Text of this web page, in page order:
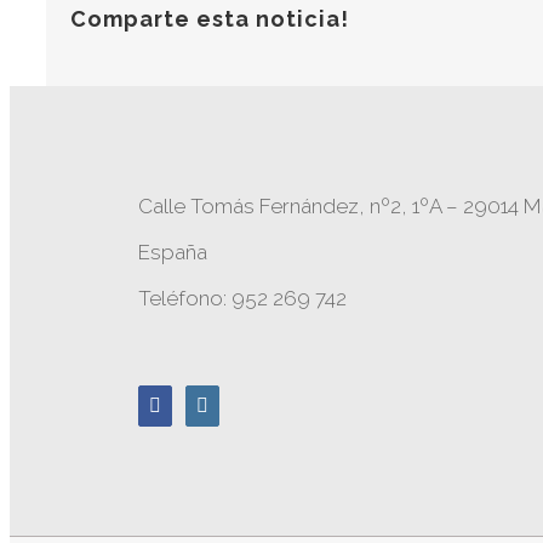
Comparte esta noticia!
Calle Tomás Fernández, nº2, 1ºA – 29014
España
Teléfono: 952 269 742